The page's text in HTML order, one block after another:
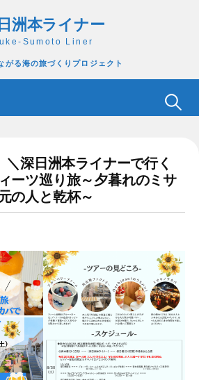
洲本ライナー
Sumoto Liner
がる海の旅づくりプロジェクト
検
＼深日洲本ライナーで行く
ーツ巡り旅～夕暮れのミサ
の人と乾杯～